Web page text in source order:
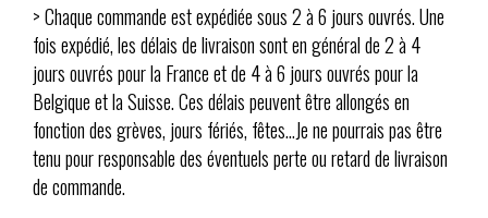
> Chaque commande est expédiée sous 2 à 6 jours ouvrés. Une
fois expédié, les délais de livraison sont en général de 2 à 4
jours ouvrés pour la France et de 4 à 6 jours ouvrés pour la
Belgique et la Suisse. Ces délais peuvent être allongés en
fonction des grèves, jours fériés, fêtes...Je ne pourrais pas être
tenu pour responsable des éventuels perte ou retard de livraison
de commande.